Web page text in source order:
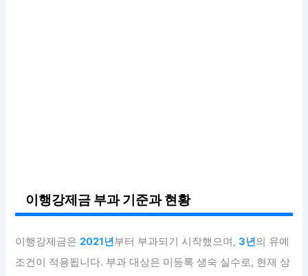
이행강제금 부과 기준과 현황
이행강제금은2021년부터 부과되기 시작했으며,3년의 유예
조건이 적용됩니다. 부과 대상은 미등록 생숙 실수로, 현재 상